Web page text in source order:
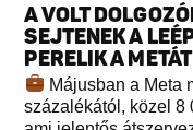
A VOLT
SEJTENEK A
PERELIK A METÁT
Májusban a Meta
százalékától, közel 8